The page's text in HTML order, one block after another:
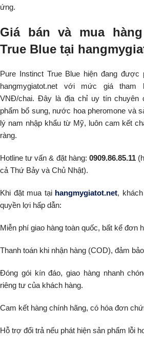
ứng.
Giá bán và mua
True Blue tại
Pure Instinct True Blue hiện đang được
hangmygiatot.net với mức giá tham
VNĐ/chai. Đây là địa chỉ uy tín chuyên
phẩm bổ sung, nước hoa pheromone và
lý nam nhập khẩu từ Mỹ, luôn cam kết
ràng.
Hotline tư vấn & đặt hàng: 0909.86.85.11
cả Thứ Bảy và Chủ Nhật).
Khi đặt mua tại hangmygiatot.net,
quyền lợi hấp dẫn:
Miễn phí giao hàng toàn quốc, bất kể đơn
Thanh toán khi nhận hàng (COD), đảm
Đóng gói kín đáo, giao hàng nhanh
riêng tư của khách hàng.
Cam kết hàng chính hãng, có hóa đơn
Hỗ trợ đổi trả nếu phát hiện sản phẩm lỗi